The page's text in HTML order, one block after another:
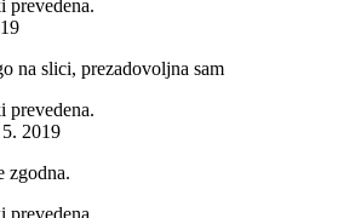
prevedena.
na slici, prezadovoljna sam
prevedena.
2019
zgodna.